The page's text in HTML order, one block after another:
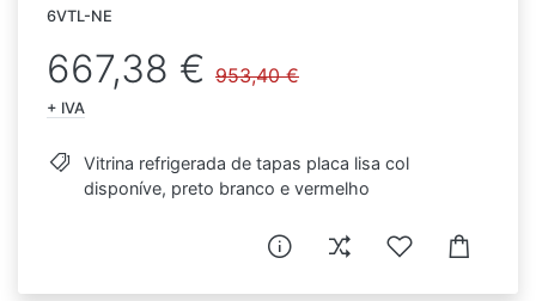
6VTL-NE
667,38 € 953,40 €
+ IVA
Vitrina refrigerada de tapas placa lisa col
disponíve, preto branco e vermelho